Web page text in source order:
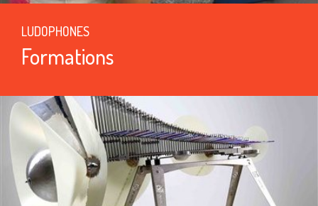
LUDOPHONES
Formations